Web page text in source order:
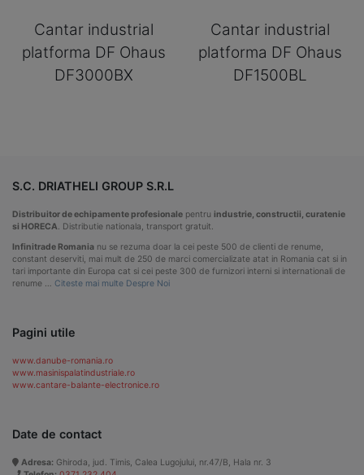
Cantar industrial
platforma DF Ohaus
DF3000BX
Cantar industrial
platforma DF Ohaus
DF1500BL
S.C. DRIATHELI GROUP S.R.L
Distribuitor de echipamente profesionale pentru industrie, constructii, curatenie
si HORECA. Distributie nationala, transport gratuit.
Infinitrade Romania nu se rezuma doar la cei peste 500 de clienti de renume,
constant deserviti, mai mult de 250 de marci comercializate atat in Romania cat si in
tari importante din Europa cat si cei peste 300 de furnizori interni si internationali de
renume … Citeste mai multe Despre Noi
Pagini utile
www.danube-romania.ro
www.masinispalatindustriale.ro
www.cantare-balante-electronice.ro
Date de contact
Adresa: Ghiroda, jud. Timis, Calea Lugojului, nr.47/B, Hala nr. 3